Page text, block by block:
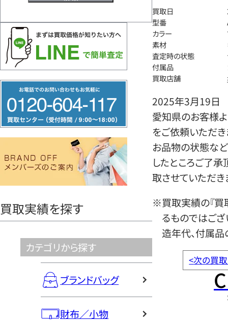
リ
ー
ヤ
買取実績を探す
カテゴリから探す
ブランドバッグ
財布／小物
買取日
型番
カラー
素材
査定時の状態
付属品
買取店舗
2025年3月19日
愛知県のお客様
をご依頼いただき
お品物の状態など
したところご了
取させていただき
※買取実績の『買
るものではござ
造年代、付属品
<次の買